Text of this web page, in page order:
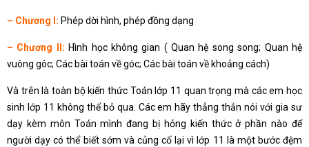
– Chương I: Phép dời hình, phép đồng dạng
– Chương II: Hình học không gian ( Quan hệ song song; Quan hệ
vuông góc; Các bài toán về góc; Các bài toán về khoảng cách)
Và trên là toàn bộ kiến thức Toán lớp 11 quan trọng mà các em học
sinh lớp 11 không thể bỏ qua. Các em hãy thẳng thắn nói với gia sư
dạy kèm môn Toán mình đang bị hỏng kiến thức ở phần nào để
người dạy có thể biết sớm và củng cố lại vì lớp 11 là một bước đệm